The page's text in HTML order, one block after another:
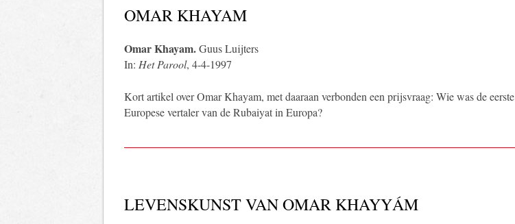
OMAR KHAYAM
Omar Khayam.Guus Luijters
In: Het Parool, 4-4-1997
Kort artikel over Omar Khayam, met daaraan verbonden een prijsvraag: Wie was de eerste
Europese vertaler van de Rubaiyat in Europa?
LEVENSKUNST VAN OMAR KHAYYÁM